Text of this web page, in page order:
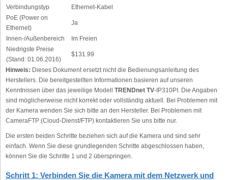
Verbindungstyp
Ethernet-Kabel
PoE (Power on
Ethernet)
Ja
Innen-/Außenbereich
Im Freien
Niedrigste Preise
(Stand: 01.06.2016)
$131.99
Hinweis: Dieses Dokument ersetzt nicht die Bedienungsanleitung des
Herstellers. Die bereitgestellten Informationen basieren auf unseren
Kenntnissen über das jeweilige Modell TRENDnet TV-IP310PI. Die Angaben
sind möglicherweise nicht korrekt oder vollständig aktuell. Bei Problemen mit
der Kamera wenden Sie sich bitte an den Hersteller. Bei Problemen mit
CameraFTP (Cloud-Dienst/FTP) kontaktieren Sie uns bitte nur.
Die ersten beiden Schritte beziehen sich auf die Kamera und sind sehr
einfach. Wenn Sie diese grundlegenden Schritte abgeschlossen haben,
können Sie die Schritte 1 und 2 überspringen.
Schritt 1: Verbinden Sie die Kamera mit dem Netzwerk und